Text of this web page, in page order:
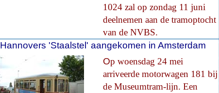
1024 zal op zondag 11 juni
deelnemen aan de tramoptocht
van de NVBS.
Hannovers 'Staalstel' aangekomen in Amsterdam
Op woensdag 24 mei
arriveerde motorwagen 181 bij
de Museumtram-lijn. Een